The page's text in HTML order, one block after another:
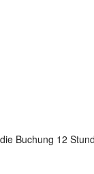
Buchung 12